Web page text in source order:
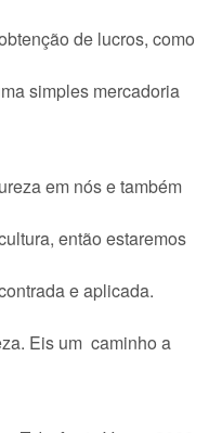
de lucros, como
simples mercadoria
em nós e também
então estaremos
e aplicada.
Eis um caminho a